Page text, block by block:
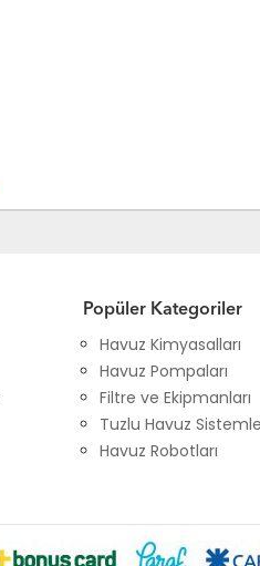
Popüler Kategoriler
Havuz Kimyasalları
Havuz Pompaları
Filtre ve Ekipmanları
Tuzlu Havuz
Havuz Robotları